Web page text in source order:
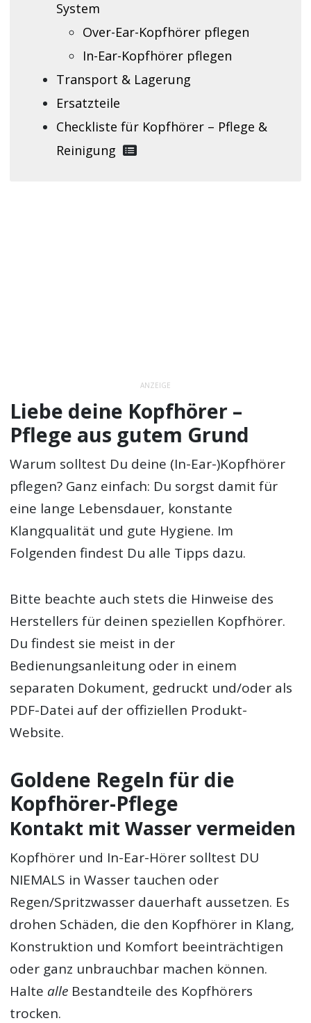
System
Over-Ear-Kopfhörer pflegen
In-Ear-Kopfhörer pflegen
Transport & Lagerung
Ersatzteile
Checkliste für Kopfhörer – Pflege &
Reinigung
ANZEIGE
Liebe deine Kopfhörer –
Pflege aus gutem Grund
Warum solltest Du deine (In-Ear-)Kopfhörer
pflegen? Ganz einfach: Du sorgst damit für
eine lange Lebensdauer, konstante
Klangqualität und gute Hygiene. Im
Folgenden findest Du alle Tipps dazu.
Bitte beachte auch stets die Hinweise des
Herstellers für deinen speziellen Kopfhörer.
Du findest sie meist in der
Bedienungsanleitung oder in einem
separaten Dokument, gedruckt und/oder als
PDF-Datei auf der offiziellen Produkt-
Website.
Goldene Regeln für die
Kopfhörer-Pflege
Kontakt mit Wasser vermeiden
Kopfhörer und In-Ear-Hörer solltest DU
NIEMALS in Wasser tauchen oder
Regen/Spritzwasser dauerhaft aussetzen. Es
drohen Schäden, die den Kopfhörer in Klang,
Konstruktion und Komfort beeinträchtigen
oder ganz unbrauchbar machen können.
Halte alle Bestandteile des Kopfhörers
trocken.